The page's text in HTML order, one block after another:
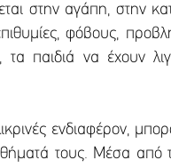
στην αγάπη, στην
φόβους,
παιδιά να έχουν
ενδιαφέρον,
τους. Μέσα